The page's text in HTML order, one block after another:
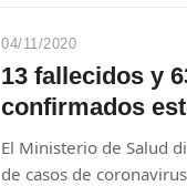
04/11/2020
13 fallecidos y
confirmados
El Ministerio de Salud
de casos de